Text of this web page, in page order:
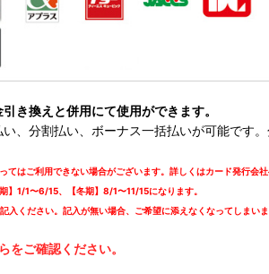
換えと併用にて使用ができます。
分割払い、ボーナス一括払いが可能です
ご利用できない場合がございます。詳しくはカード発行会社
1〜6/15、【冬期】8/1〜11/15になります。
ださい。記入が無い場合、ご希望に添えなくなってしまいま
をご確認ください。